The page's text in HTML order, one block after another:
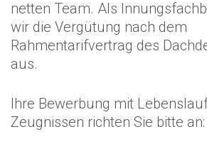
netten Team. Als
wir die Vergütung nach dem
Rahmentarifvertrag des
aus.
Ihre Bewerbung mit
Zeugnissen richten Sie bitte an: